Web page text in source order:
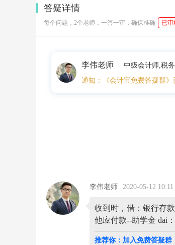
0
6:
发
放
的
答疑详情
每个问题，2个老师，一答一审，确保准确 已审
李伟老师 中级会计师,税
通知：《会计宝免费答疑群
李伟老师 2020-05-12 10:11
收到时，借：银行存
他应付款--助学金 dai
推荐你：加入免费答疑群